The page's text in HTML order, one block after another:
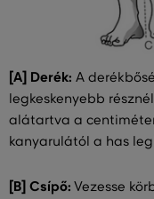
[A] Derék: A
legkeskenyebb
alátartva a
kanyarulától a has
[B] Csípő: Vezesse